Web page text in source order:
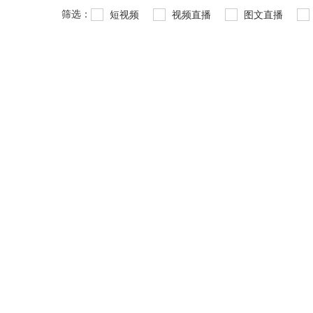
筛选： 短视频 视频直播 图文直播